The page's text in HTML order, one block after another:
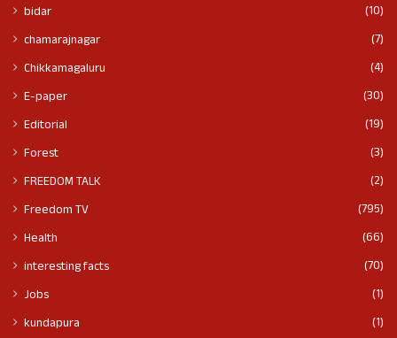
bidar
(10)
chamarajnagar
(7)
Chikkamagaluru
(4)
E-paper
(30)
Editorial
(19)
Forest
(3)
FREEDOM TALK
(2)
Freedom TV
(795)
Health
(66)
interesting facts
(70)
Jobs
(1)
kundapura
(1)